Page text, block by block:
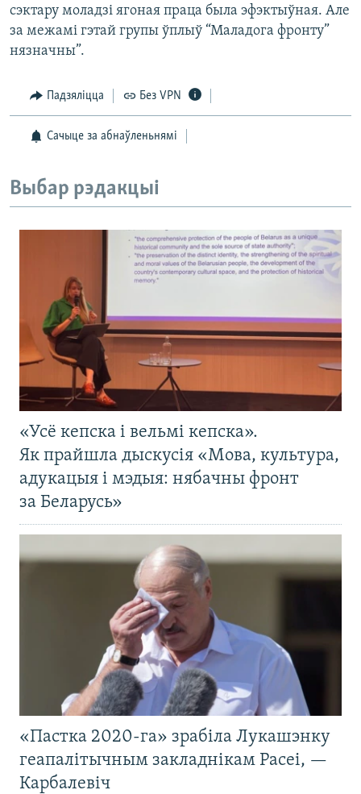
сэктару моладзі ягоная праца была эфэктыўная. Але
за межамі гэтай групы ўплыў “Маладога фронту”
нязначны”.
Падзяліцца Без VPN
Сачыце за абнаўленьнямі
Выбар рэдакцыі
«Усё кепска і вельмі кепска».
Як прайшла дыскусія «Мова, культура,
адукацыя і мэдыя: нябачны фронт
за Беларусь»
«Пастка 2020-га» зрабіла Лукашэнку
геапалітычным закладнікам Расеі, —
Карбалевіч